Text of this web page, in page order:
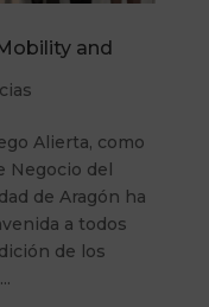
and
Alierta, como
Negocio del
de Aragón ha
a todos
de los